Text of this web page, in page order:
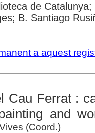
de
B. Santiago
a aquest
Cau Ferrat :
and
(Coord.)